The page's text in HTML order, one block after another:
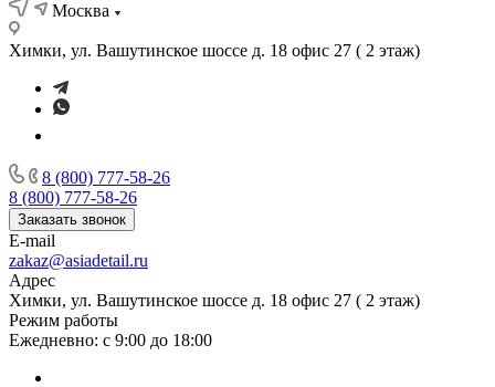
Москва
Химки, ул. Вашутинское шоссе д. 18 офис 27 ( 2 этаж)
8 (800) 777-58-26
8 (800) 777-58-26
Заказать звонок
E-mail
zakaz@asiadetail.ru
Адрес
Химки, ул. Вашутинское шоссе д. 18 офис 27 ( 2 этаж)
Режим работы
Ежедневно: с 9:00 до 18:00